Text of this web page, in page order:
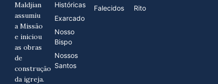
Maldjian
assumiu
a Missão
e iniciou
as obras
de
construção
da igreja.
Históricas
Exarcado
Nosso
Bispo
Nossos
Santos
Falecidos
Rito